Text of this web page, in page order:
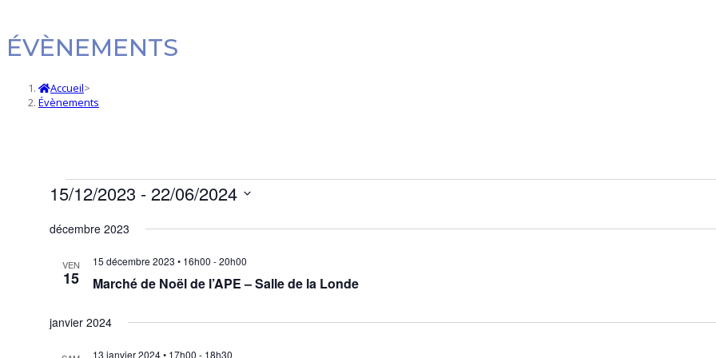
ÉVÈNEMENTS
Accueil>
Évènements
Évènements
15/12/2023 - 22/06/2024
une
décembre 2023
VEN
15 Marché de Noël de l’APE – Salle de la Londe
15 décembre 2023 • 16h00 -20h00
janvier 2024
13 janvier 2024 • 17h00 - 18h30